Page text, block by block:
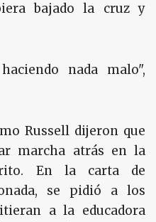
bajado la cruz y
nada malo",
Russell dijeron que
marcha atrás en la
En la carta de
se pidió a los
a la educadora